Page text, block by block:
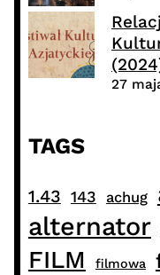
27
TAGS
1.43 143 achug
alternator
FILM filmowa